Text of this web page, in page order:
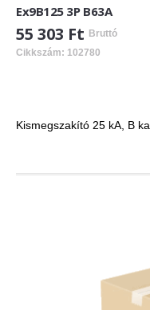
Ex9B125 3P B63A
55 303 Ft Bruttó
Cikkszám: 102780
Kismegszakító 25 kA, B